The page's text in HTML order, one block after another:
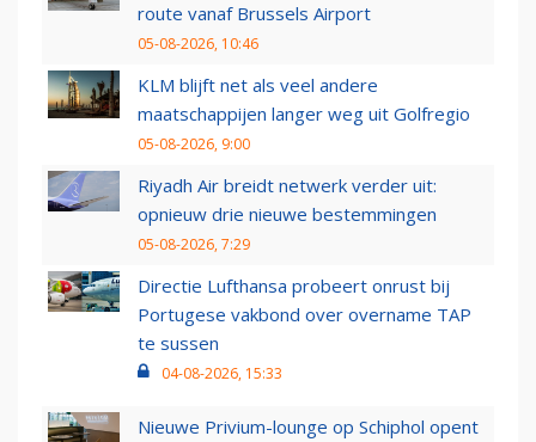
route vanaf Brussels Airport
05-08-2026, 10:46
KLM blijft net als veel andere
maatschappijen langer weg uit Golfregio
05-08-2026, 9:00
Riyadh Air breidt netwerk verder uit:
opnieuw drie nieuwe bestemmingen
05-08-2026, 7:29
Directie Lufthansa probeert onrust bij
Portugese vakbond over overname TAP
te sussen
04-08-2026, 15:33
Nieuwe Privium-lounge op Schiphol opent